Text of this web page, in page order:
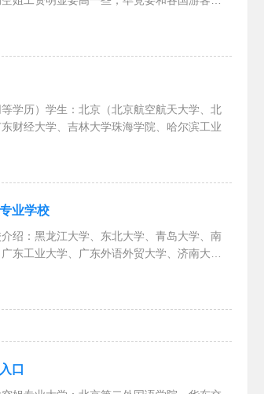
学历）学生：北京（北京航空航天大学、北
财经大学、吉林大学珠海学院、哈尔滨工业
业学校
绍：黑龙江大学、东北大学、青岛大学、南
东工业大学、广东外语外贸大学、济南大
学
口